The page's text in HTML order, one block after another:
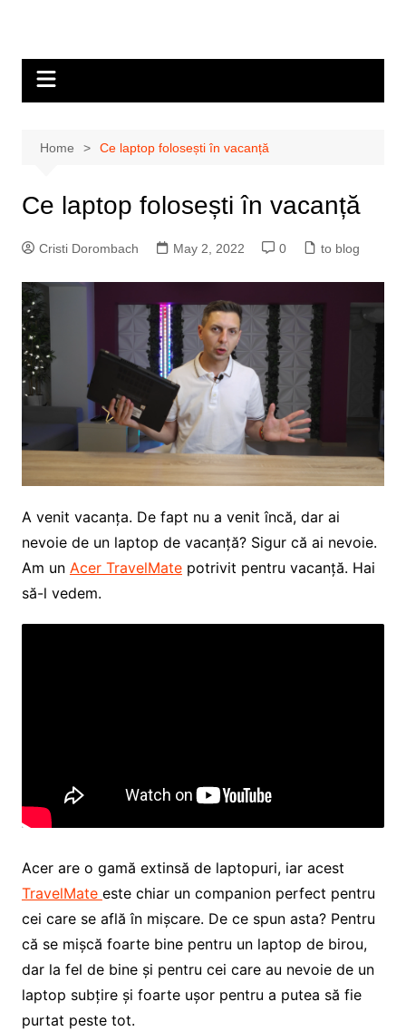
Home Ce laptop folosești în vacanță
Ce laptop folosești în vacanță
Cristi Dorombach May 2, 2022 0 to blog
A venit vacanța. De fapt nu a venit încă, dar ai
nevoie de un laptop de vacanță? Sigur că ai nevoie.
Am un Acer TravelMatepotrivit pentru vacanță. Hai
să-l vedem.
Acer are o gamă extinsă de laptopuri, iar acest
TravelMate este chiar un companion perfect pentru
cei care se află în mișcare. De ce spun asta? Pentru
că se mișcă foarte bine pentru un laptop de birou,
dar la fel de bine și pentru cei care au nevoie de un
laptop subțire și foarte ușor pentru a putea să fie
purtat peste tot.